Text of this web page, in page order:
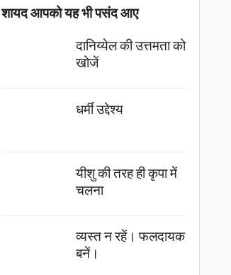
शायद आपको यह भी पसंद आए
दानिय्येल की उत्तमता को
खोजें
धर्मी उद्देश्य
यीशु की तरह ही कृपा में
चलना
व्यस्त न रहें। फलदायक
बनें।